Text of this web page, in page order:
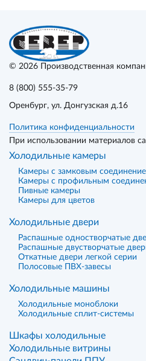
© 2026 Производственная
8 (800) 555-35-79
Оренбург, ул. Донгузская д.16
Политика конфиденциальности
При использовании материалов
Холодильные камеры
Камеры с замковым
Камеры с профильным
Пивные камеры
Камеры для цветов
Холодильные двери
Распашные одностворчатые
Распашные двустворчатые
Откатные двери легкой серии
Полосовые ПВХ-завесы
Холодильные машины
Холодильные моноблоки
Холодильные сплит-системы
Шкафы холодильные
Холодильные витрины